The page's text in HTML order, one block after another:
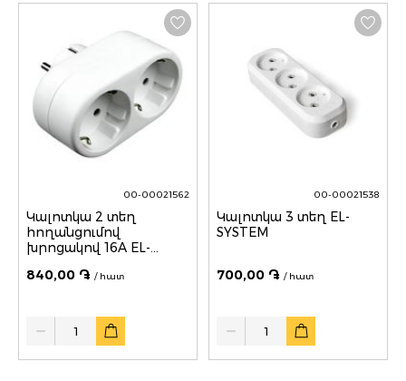
00-00021562
Կալոտկա 2 տեղ
հողանցումով
խրոցակով 16A EL-
840,00 ֏ / հատ
Quantity
00-00021538
Կալոտկա 3 տեղ EL-
SYSTEM
700,00 ֏ / հատ
Quantity